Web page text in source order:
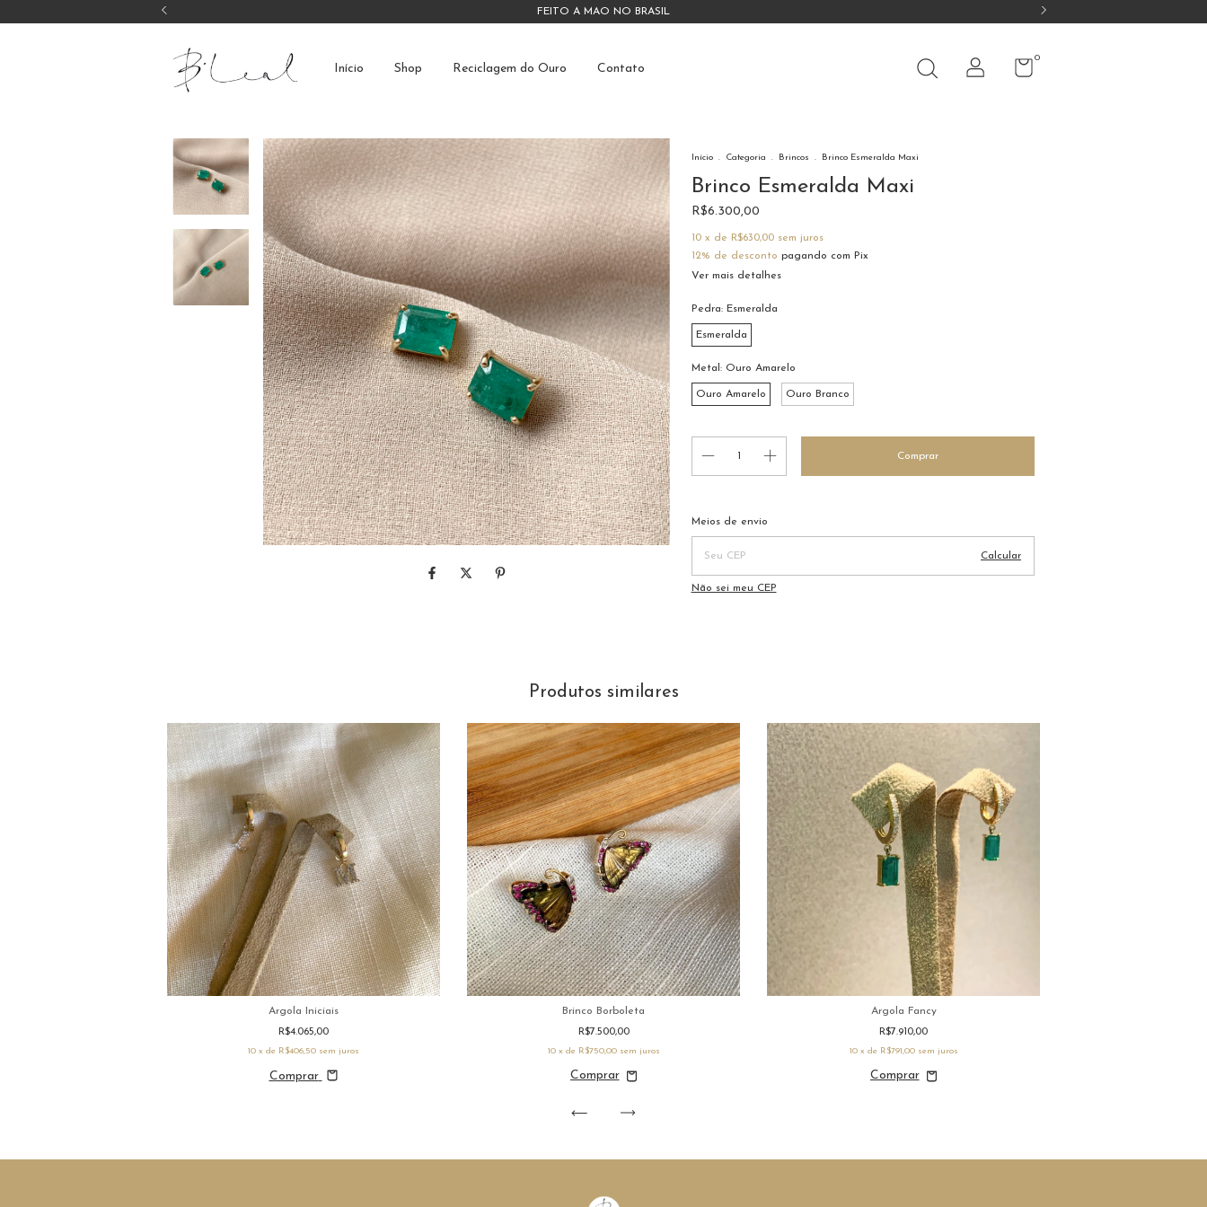
FEITO À MÃO NO BRASIL
Início Shop Reciclagem do Ouro Contato
0
Início . Categoria . Brincos . Brinco Esmeralda Maxi
Brinco Esmeralda Maxi
R$6.300,00
10 x de R$630,00 sem juros
12% de desconto pagando com Pix
Ver mais detalhes
Pedra: Esmeralda
Esmeralda
Metal: Ouro Amarelo
Ouro Amarelo Ouro Branco
Entregas para o CEP:
Meios de envio
Calcular
Não sei meu CEP
Produtos similares
Argola Iniciais
R$4.065,00
10 x de R$406,50 sem juros
Comprar
Brinco Borboleta
R$7.500,00
10 x de R$750,00 sem juros
Argola Fancy
R$7.910,00
10 x de R$791,00 sem juros